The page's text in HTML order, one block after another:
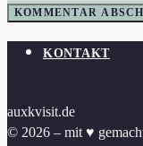
KONTAKT
auxkvisit.de
© 2026 – mit ♥︎